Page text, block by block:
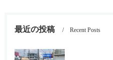
最近の投稿 Recent Posts